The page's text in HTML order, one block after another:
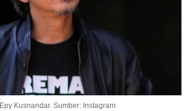
Kusnandar. Sumber: Instagram